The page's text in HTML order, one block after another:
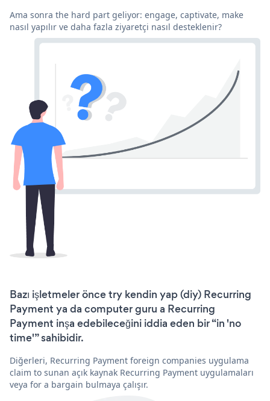
Ama sonra the hard part geliyor: engage, captivate, make
nasıl yapılır ve daha fazla ziyaretçi nasıl desteklenir?
Bazı işletmeler önce try kendin yap (diy) Recurring
Payment ya da computer guru a Recurring
Payment inşa edebileceğini iddia eden bir “in 'no
time'” sahibidir.
Diğerleri, Recurring Payment foreign companies uygulama
claim to sunan açık kaynak Recurring Payment uygulamaları
veya for a bargain bulmaya çalışır.